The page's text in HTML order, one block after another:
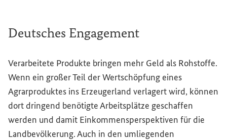
Deutsches Engagement
Verarbeitete Produkte bringen mehr Geld als Rohstoffe.
Wenn ein großer Teil der Wertschöpfung eines
Agrarproduktes ins Erzeugerland verlagert wird, können
dort dringend benötigte Arbeitsplätze geschaffen
werden und damit Einkommensperspektiven für die
Landbevölkerung. Auch in den umliegenden